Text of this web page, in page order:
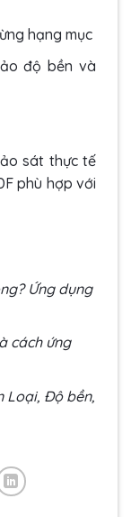
hạng mục
độ bền và
sát thực tế
phù hợp với
Ứng dụng
cách ứng
Loại, Độ bền,